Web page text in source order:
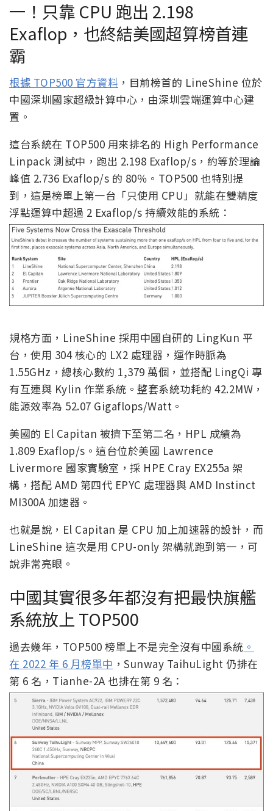
一！只靠 CPU 跑出 2.198
Exaflop，也終結美國超算榜首連
霸
根據 TOP500 官方資料 ，目前榜首的 LineShine 位於
中國深圳國家超級計算中心，由深圳雲端運算中心建
置。
這台系統在 TOP500 用來排名的 High Performance
Linpack 測試中，跑出 2.198 Exaflop/s，約等於理論
峰值 2.736 Exaflop/s 的 80％。TOP500 也特別提
到，這是榜單上第一台「只使用 CPU」就能在雙精度
浮點運算中超過 2 Exaflop/s 持續效能的系統：
規格方面，LineShine 採用中國自研的 LingKun 平
台，使用 304 核心的 LX2 處理器，運作時脈為
1.55GHz，總核心數約 1,379 萬個，並搭配 LingQi 專
有互連與 Kylin 作業系統。整套系統功耗約 42.2MW，
能源效率為 52.07 Gigaflops/Watt。
美國的 El Capitan 被擠下至第二名，HPL 成績為
1.809 Exaflop/s。這台位於美國 Lawrence
Livermore 國家實驗室，採 HPE Cray EX255a 架
構，搭配 AMD 第四代 EPYC 處理器與 AMD Instinct
MI300A 加速器。
也就是說，El Capitan 是 CPU 加上加速器的設計，而
LineShine 這次是用 CPU-only 架構就跑到第一，可
說非常亮眼。
中國其實很多年都沒有把最快旗艦
系統放上 TOP500
過去幾年，TOP500 榜單上不是完全沒有中國系統 。
在 2022 年 6 月榜單中 ，Sunway TaihuLight 仍排在
第 6 名，Tianhe-2A 也排在第 9 名：